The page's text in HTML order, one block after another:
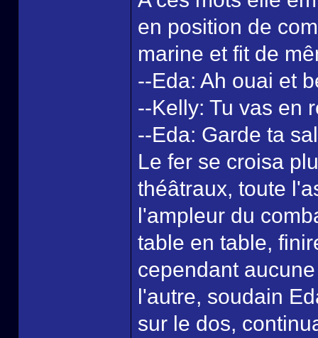
en position de
marine et fit de
--Eda: Ah ouai et
--Kelly: Tu vas en
--Eda: Garde ta
Le fer se croisa
théâtraux, toute
l'ampleur du
table en table,
cependant
l'autre, soudain
sur le dos,